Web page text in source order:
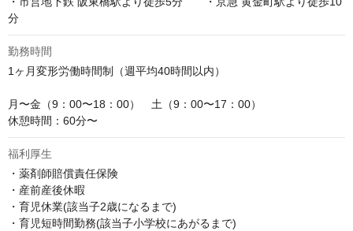
分
勤務時間
1ヶ月変形労働時間制（週平均40時間以内）
月〜金（9：00〜18：00）　土（9：00〜17：00）
休憩時間：60分〜
福利厚生
・薬剤師賠償責任保険
・産前産後休暇
・育児休業(該当子2歳になるまで)
・育児短時間勤務(該当子小学校にあがるまで)